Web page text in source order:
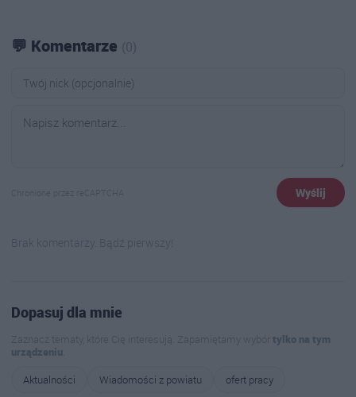
💬 Komentarze (0)
Chronione przez reCAPTCHA Wyślij
Brak komentarzy. Bądź pierwszy!
Dopasuj dla mnie
Zaznacz tematy, które Cię interesują. Zapamiętamy wybórtylko na tym
urządzeniu.
Aktualności
Wiadomości z powiatu ofert pracy